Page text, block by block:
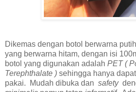
Dikemas dengan botol berwarna
yang berwarna hitam, dengan isi
botol yang digunakan adalah PET (
Terephthalate ) sehingga hanya
pakai. Mudah dibuka dan safety